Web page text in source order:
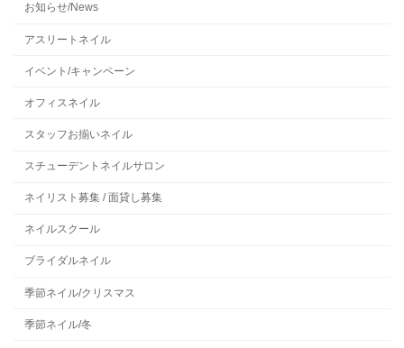
お知らせ/News
アスリートネイル
イベント/キャンペーン
オフィスネイル
スタッフお揃いネイル
スチューデントネイルサロン
ネイリスト募集 / 面貸し募集
ネイルスクール
ブライダルネイル
季節ネイル/クリスマス
季節ネイル/冬